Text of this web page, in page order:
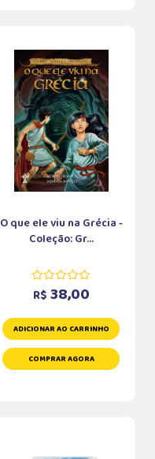
O que ele viu na Grécia -
Coleção: Gr...
R$ 38,00
ADICIONAR AO CARRINHO
COMPRAR AGORA